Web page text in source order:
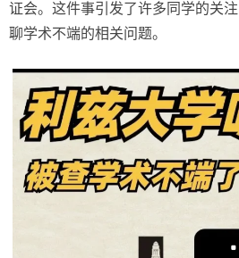
证会。这件事引发了许多同学的关
聊学术不端的相关问题。